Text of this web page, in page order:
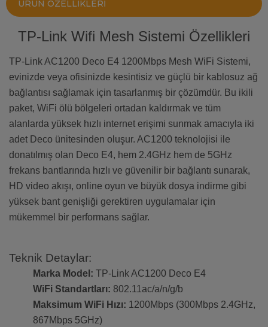
ÜRÜN ÖZELLIKLERI
TP-Link Wifi Mesh Sistemi Özellikleri
TP-Link AC1200 Deco E4 1200Mbps Mesh WiFi Sistemi,
evinizde veya ofisinizde kesintisiz ve güçlü bir kablosuz ağ
bağlantısı sağlamak için tasarlanmış bir çözümdür. Bu ikili
paket, WiFi ölü bölgeleri ortadan kaldırmak ve tüm
alanlarda yüksek hızlı internet erişimi sunmak amacıyla iki
adet Deco ünitesinden oluşur. AC1200 teknolojisi ile
donatılmış olan Deco E4, hem 2.4GHz hem de 5GHz
frekans bantlarında hızlı ve güvenilir bir bağlantı sunarak,
HD video akışı, online oyun ve büyük dosya indirme gibi
yüksek bant genişliği gerektiren uygulamalar için
mükemmel bir performans sağlar.
Teknik Detaylar:
Marka Model: TP-Link AC1200 Deco E4
WiFi Standartları: 802.11ac/a/n/g/b
Maksimum WiFi Hızı: 1200Mbps (300Mbps 2.4GHz,
867Mbps 5GHz)